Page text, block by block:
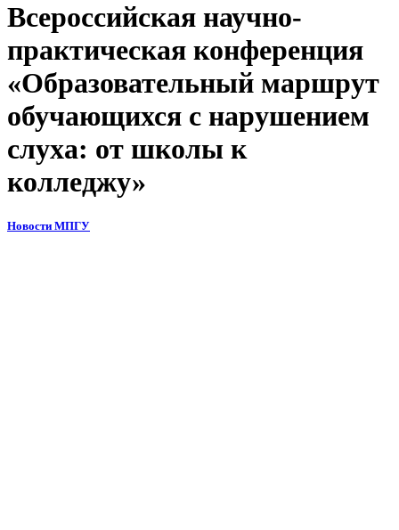
Всероссийская научно-
практическая конференция
«Образовательный маршрут
обучающихся с нарушением
слуха: от школы к
колледжу»
Новости МПГУ